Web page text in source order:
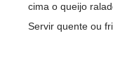
cima o queijo
Servir quente ou